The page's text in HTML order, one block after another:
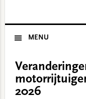
MENU
2026